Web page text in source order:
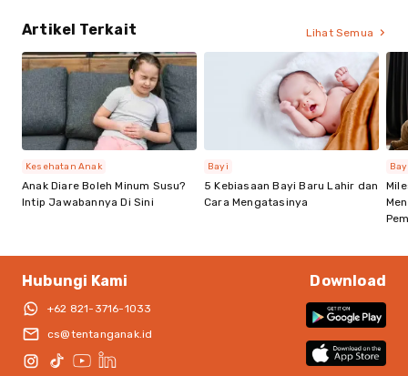
Artikel Terkait Lihat Semua
Anak Diare Boleh Minum Susu?
Intip Jawabannya Di Sini
Kesehatan Anak
5 Kebiasaan Bayi Baru Lahir dan
Cara Mengatasinya
Bayi
Hubungi Kami
+62 821-3716-1033
cs@tentanganak.id
Download